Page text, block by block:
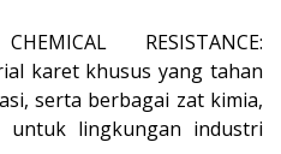
RESISTANCE:
karet khusus yang tahan
serta berbagai zat kimia,
untuk lingkungan industri